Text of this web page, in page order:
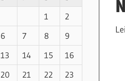
1
2
6 7 8
9
13 14 15
16
20 21 22
23